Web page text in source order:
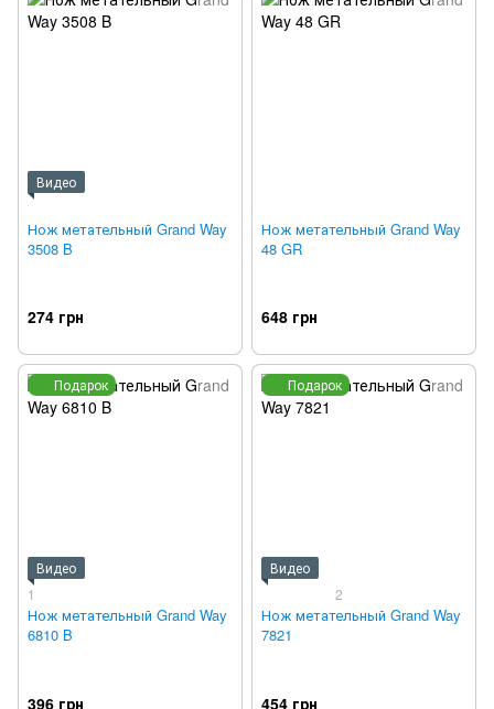
Видео
Нож метательный Grand Way
3508 B
274 грн
Нож метательный Grand Way
48 GR
648 грн
Подарок
Видео
1
Нож метательный Grand Way
6810 B
396 грн
Подарок
Видео
2
Нож метательный Grand Way
7821
454 грн